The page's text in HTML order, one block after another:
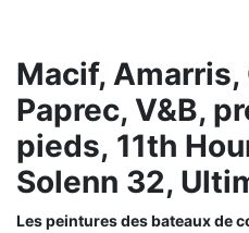
Macif,
Paprec, V&B,
pieds, 11th
Solenn 32,
Les peintures des bateaux de